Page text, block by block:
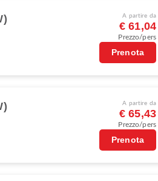
A partire da
€ 61,04
Prezzo/pers
Prenota
A partire da
€ 65,43
Prezzo/pers
Prenota